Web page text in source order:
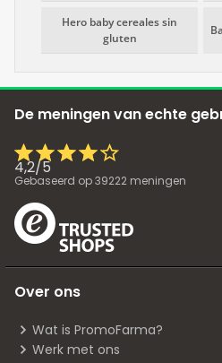
Hero baby cereales sin
gluten
De meningen van echte
4,2/5
Gebaseerd op39222 meningen
Over ons
Wat is PromoFarma?
Werk met ons